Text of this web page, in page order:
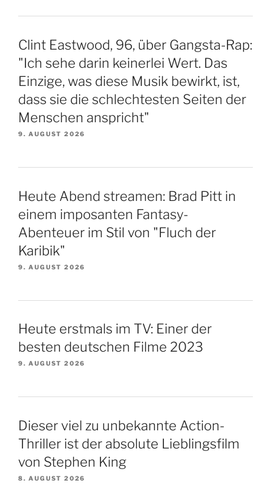
Clint Eastwood, 96, über Gangsta-Rap:
"Ich sehe darin keinerlei Wert. Das
Einzige, was diese Musik bewirkt, ist,
dass sie die schlechtesten Seiten der
Menschen anspricht"
9. AUGUST 2026
Heute Abend streamen: Brad Pitt in
einem imposanten Fantasy-
Abenteuer im Stil von "Fluch der
Karibik"
9. AUGUST 2026
Heute erstmals im TV: Einer der
besten deutschen Filme 2023
9. AUGUST 2026
Dieser viel zu unbekannte Action-
Thriller ist der absolute Lieblingsfilm
von Stephen King
8. AUGUST 2026